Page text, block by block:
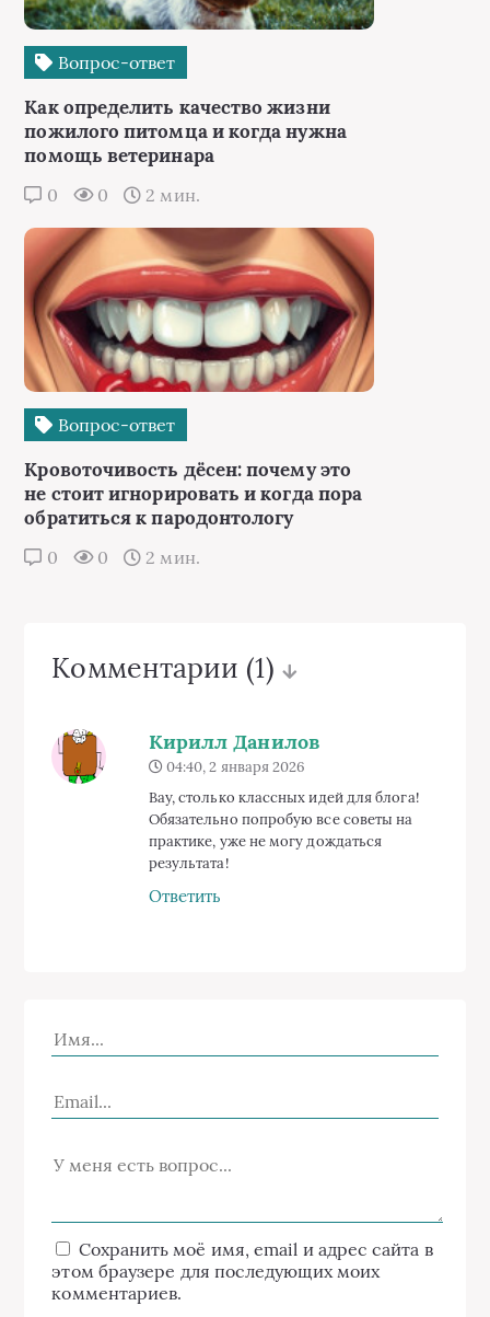
Вопрос-ответ
Как определить качество жизни
пожилого питомца и когда нужна
помощь ветеринара
0 0 2 мин.
Вопрос-ответ
Кровоточивость дёсен: почему это
не стоит игнорировать и когда пора
обратиться к пародонтологу
0 0 2 мин.
Комментарии (1)
Кирилл Данилов
04:40, 2 января 2026
Вау, столько классных идей для блога!
Обязательно попробую все советы на
практике, уже не могу дождаться
результата!
Ответить
Сохранить моё имя, email и адрес сайта в
этом браузере для последующих моих
комментариев.